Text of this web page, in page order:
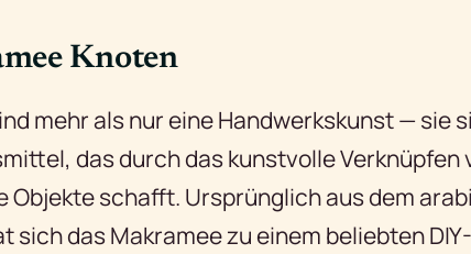
Knoten
mehr als nur eine Handwerkskunst — sie
das durch das kunstvolle Verknüpfen
Objekte schafft. Ursprünglich aus dem
sich das Makramee zu einem beliebten